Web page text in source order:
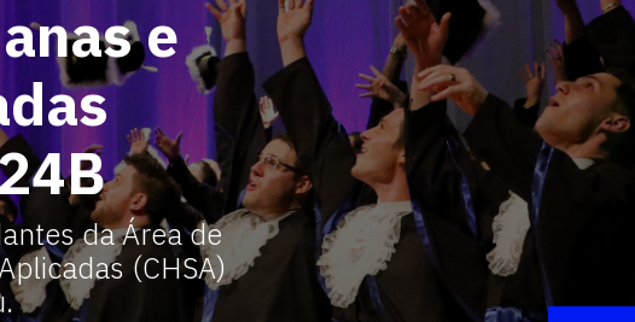
e
da Área de
(CHSA)